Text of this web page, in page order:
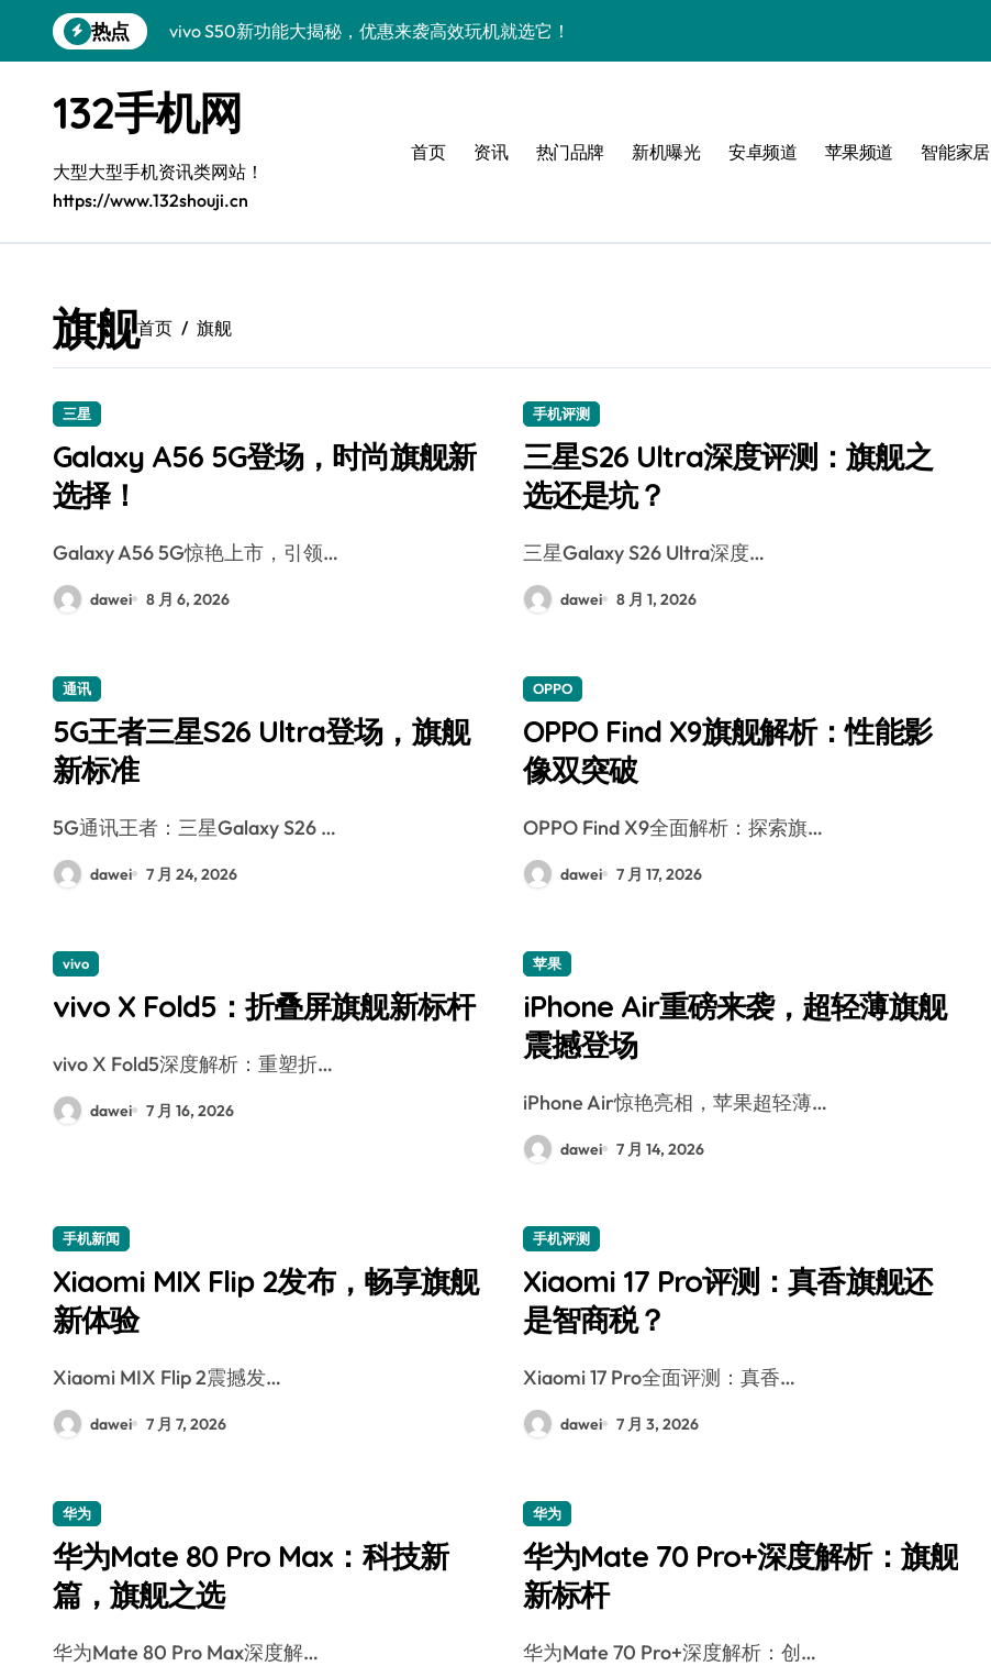
到
热点
vivo S50新功能大揭秘，优惠来袭高效玩机就选它！
手机采购必看：三星Galaxy Z Fold7新亮点，手机管家抢先揭秘！
三星Galaxy S26采购指南：创新科技亮点，速来抢先一览！
Galaxy S25 Ultra颜值爆表，定制主题潮翻天！
Galaxy S24+惊艳上市，手机美化新技能掌握！
Galaxy A56 5G登场，时尚旗舰新选择！
采购优选vivo S50 Pro mini，小巧机身畅览海量资讯
132手机网
大型大型手机资讯类网站！
https://www.132shouji.cn
首页 资讯 热门品牌 新机曝光 安卓频道 苹果频道 智能家居
旗舰首页 旗舰
三星
Galaxy A56 5G登场，时尚旗舰新
选择！
Galaxy A56 5G惊艳上市，引领…
dawei 8 月 6, 2026
手机评测
三星S26 Ultra深度评测：旗舰之
选还是坑？
三星Galaxy S26 Ultra深度…
dawei 8 月 1, 2026
通讯
5G王者三星S26 Ultra登场，旗舰
新标准
5G通讯王者：三星Galaxy S26 …
dawei 7 月 24, 2026
OPPO
OPPO Find X9旗舰解析：性能影
像双突破
OPPO Find X9全面解析：探索旗…
dawei 7 月 17, 2026
vivo
vivo X Fold5：折叠屏旗舰新标杆
vivo X Fold5深度解析：重塑折…
dawei 7 月 16, 2026
苹果
iPhone Air重磅来袭，超轻薄旗舰
震撼登场
iPhone Air惊艳亮相，苹果超轻薄…
dawei 7 月 14, 2026
手机新闻
Xiaomi MIX Flip 2发布，畅享旗舰
新体验
Xiaomi MIX Flip 2震撼发…
dawei 7 月 7, 2026
手机评测
Xiaomi 17 Pro评测：真香旗舰还
是智商税？
Xiaomi 17 Pro全面评测：真香…
dawei 7 月 3, 2026
华为
华为Mate 80 Pro Max：科技新
篇，旗舰之选
华为Mate 80 Pro Max深度解…
华为
华为Mate 70 Pro+深度解析：旗舰
新标杆
华为Mate 70 Pro+深度解析：创…